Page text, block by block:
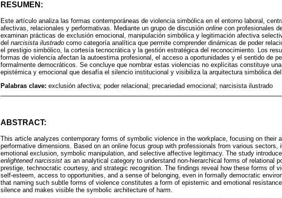
RESUMEN:
Este artículo analiza las formas contemporáneas de violencia simbólica en el entorno laboral,
afectivas, relacionales y performativas. Mediante un grupo de discusión online con profesionales
examinan prácticas de exclusión emocional, manipulación simbólica y legitimación afectiva
del narcisista ilustrado como categoría analítica que permite comprender dinámicas de poder
el prestigio simbólico, la cortesía tecnocrática y la gestión estratégica del reconocimiento. Los
formas de violencia afectan la autoestima profesional, el acceso a oportunidades y el sentido de
formalmente democráticos. Se concluye que nombrar estas violencias no explícitas constituye
epistémica y emocional que desafía el silencio institucional y visibiliza la arquitectura simbólica
Palabras clave: exclusión afectiva; poder relacional; precariedad emocional; narcisista ilustrado
ABSTRACT:
This article analyzes contemporary forms of symbolic violence in the workplace, focusing on their
performative dimensions. Based on an online focus group with professionals from various sectors,
emotional exclusion, symbolic manipulation, and selective affective legitimacy. The study
enlightened narcissist as an analytical category to understand non-hierarchical forms of relational
prestige, technocratic courtesy, and strategic recognition. The findings reveal how these forms of
self-esteem, access to opportunities, and a sense of belonging, even in formally democratic
that naming such subtle forms of violence constitutes a form of epistemic and emotional
silence and makes visible the symbolic architecture of harm.